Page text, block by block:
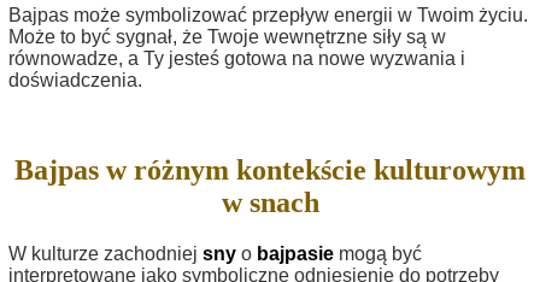
Bajpas może symbolizować przepływ energii w Twoim życiu.
Może to być sygnał, że Twoje wewnętrzne siły są w
równowadze, a Ty jesteś gotowa na nowe wyzwania i
doświadczenia.
Bajpas w różnym kontekście kulturowym
w snach
W kulturze zachodniej sny o bajpasie mogą być
interpretowane jako symboliczne odniesienie do potrzeby